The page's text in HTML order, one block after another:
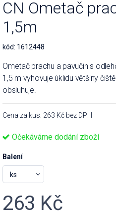
CN Ometač
1,5m
kód: 1612448
Ometač prachu a pavučin s
1,5 m vyhovuje úklidu většiny
obsluhuje.
Cena za kus: 263 Kč bez DPH
Očekáváme dodání zboží
Balení
263 Kč